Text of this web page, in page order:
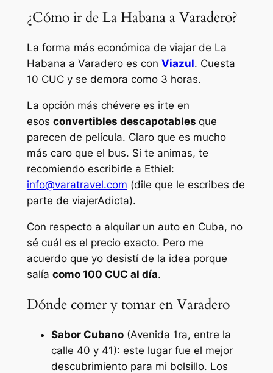
¿Cómo ir de La Habana a Varadero?
La forma más económica de viajar de La
Habana a Varadero es con Viazul. Cuesta
10 CUC y se demora como 3 horas.
La opción más chévere es irte en
esos convertibles descapotables que
parecen de película. Claro que es mucho
más caro que el bus. Si te animas, te
recomiendo escribirle a Ethiel:
info@varatravel.com (dile que le escribes de
parte de viajerAdicta).
Con respecto a alquilar un auto en Cuba, no
sé cuál es el precio exacto. Pero me
acuerdo que yo desistí de la idea porque
salía como 100 CUC al día.
Dónde comer y tomar en Varadero
Sabor Cubano(Avenida 1ra, entre la
calle 40 y 41): este lugar fue el mejor
descubrimiento para mi bolsillo. Los